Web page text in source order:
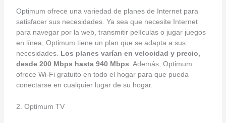
Optimum ofrece una variedad de planes de Internet para
satisfacer sus necesidades. Ya sea que necesite Internet
para navegar por la web, transmitir películas o jugar juegos
en línea, Optimum tiene un plan que se adapta a sus
necesidades. Los planes varían en velocidad y precio,
desde 200 Mbps hasta 940 Mbps . Además, Optimum
ofrece Wi-Fi gratuito en todo el hogar para que pueda
conectarse en cualquier lugar de su hogar.
2. Optimum TV